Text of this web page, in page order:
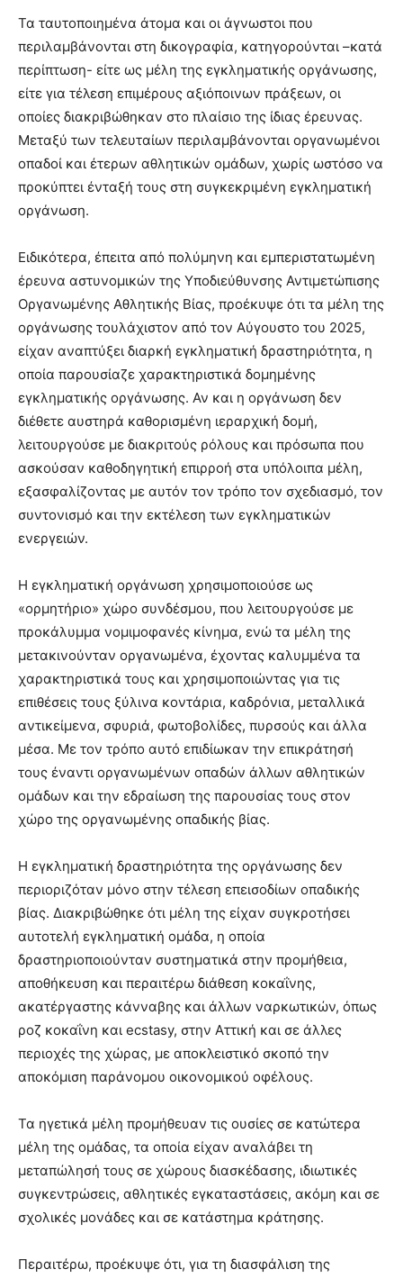
Τα ταυτοποιημένα άτομα και οι άγνωστοι που
περιλαμβάνονται στη δικογραφία, κατηγορούνται –κατά
περίπτωση- είτε ως μέλη της εγκληματικής οργάνωσης,
είτε για τέλεση επιμέρους αξιόποινων πράξεων, οι
οποίες διακριβώθηκαν στο πλαίσιο της ίδιας έρευνας.
Μεταξύ των τελευταίων περιλαμβάνονται οργανωμένοι
οπαδοί και έτερων αθλητικών ομάδων, χωρίς ωστόσο να
προκύπτει ένταξή τους στη συγκεκριμένη εγκληματική
οργάνωση.
Ειδικότερα, έπειτα από πολύμηνη και εμπεριστατωμένη
έρευνα αστυνομικών της Υποδιεύθυνσης Αντιμετώπισης
Οργανωμένης Αθλητικής Βίας, προέκυψε ότι τα μέλη της
οργάνωσης τουλάχιστον από τον Αύγουστο του 2025,
είχαν αναπτύξει διαρκή εγκληματική δραστηριότητα, η
οποία παρουσίαζε χαρακτηριστικά δομημένης
εγκληματικής οργάνωσης. Αν και η οργάνωση δεν
διέθετε αυστηρά καθορισμένη ιεραρχική δομή,
λειτουργούσε με διακριτούς ρόλους και πρόσωπα που
ασκούσαν καθοδηγητική επιρροή στα υπόλοιπα μέλη,
εξασφαλίζοντας με αυτόν τον τρόπο τον σχεδιασμό, τον
συντονισμό και την εκτέλεση των εγκληματικών
ενεργειών.
Η εγκληματική οργάνωση χρησιμοποιούσε ως
«ορμητήριο» χώρο συνδέσμου, που λειτουργούσε με
προκάλυμμα νομιμοφανές κίνημα, ενώ τα μέλη της
μετακινούνταν οργανωμένα, έχοντας καλυμμένα τα
χαρακτηριστικά τους και χρησιμοποιώντας για τις
επιθέσεις τους ξύλινα κοντάρια, καδρόνια, μεταλλικά
αντικείμενα, σφυριά, φωτοβολίδες, πυρσούς και άλλα
μέσα. Με τον τρόπο αυτό επιδίωκαν την επικράτησή
τους έναντι οργανωμένων οπαδών άλλων αθλητικών
ομάδων και την εδραίωση της παρουσίας τους στον
χώρο της οργανωμένης οπαδικής βίας.
Η εγκληματική δραστηριότητα της οργάνωσης δεν
περιοριζόταν μόνο στην τέλεση επεισοδίων οπαδικής
βίας. Διακριβώθηκε ότι μέλη της είχαν συγκροτήσει
αυτοτελή εγκληματική ομάδα, η οποία
δραστηριοποιούνταν συστηματικά στην προμήθεια,
αποθήκευση και περαιτέρω διάθεση κοκαΐνης,
ακατέργαστης κάνναβης και άλλων ναρκωτικών, όπως
ροζ κοκαΐνη και ecstasy, στην Αττική και σε άλλες
περιοχές της χώρας, με αποκλειστικό σκοπό την
αποκόμιση παράνομου οικονομικού οφέλους.
Τα ηγετικά μέλη προμήθευαν τις ουσίες σε κατώτερα
μέλη της ομάδας, τα οποία είχαν αναλάβει τη
μεταπώλησή τους σε χώρους διασκέδασης, ιδιωτικές
συγκεντρώσεις, αθλητικές εγκαταστάσεις, ακόμη και σε
σχολικές μονάδες και σε κατάστημα κράτησης.
Περαιτέρω, προέκυψε ότι, για τη διασφάλιση της